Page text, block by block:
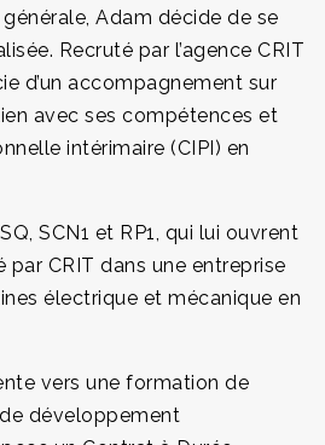
Adam décide de se
Recruté par l’agence CRIT
d’un accompagnement sur
avec ses compétences et
intérimaire (CIPI) en
SCN1 et RP1, qui lui ouvrent
CRIT dans une entreprise
électrique et mécanique en
vers une formation de
développement